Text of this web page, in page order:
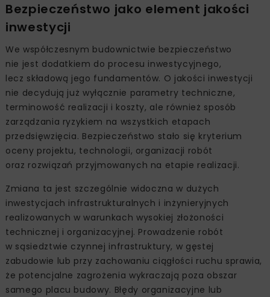
Bezpieczeństwo jako element jakości
inwestycji
We współczesnym budownictwie bezpieczeństwo
nie jest dodatkiem do procesu inwestycyjnego,
lecz składową jego fundamentów. O jakości inwestycji
nie decydują już wyłącznie parametry techniczne,
terminowość realizacji i koszty, ale również sposób
zarządzania ryzykiem na wszystkich etapach
przedsięwzięcia. Bezpieczeństwo stało się kryterium
oceny projektu, technologii, organizacji robót
oraz rozwiązań przyjmowanych na etapie realizacji.
Zmiana ta jest szczególnie widoczna w dużych
inwestycjach infrastrukturalnych i inżynieryjnych
realizowanych w warunkach wysokiej złożoności
technicznej i organizacyjnej. Prowadzenie robót
w sąsiedztwie czynnej infrastruktury, w gęstej
zabudowie lub przy zachowaniu ciągłości ruchu sprawia,
że potencjalne zagrożenia wykraczają poza obszar
samego placu budowy. Błędy organizacyjne lub